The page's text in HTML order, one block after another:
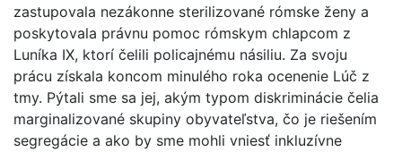
zastupovala nezákonne sterilizované rómske ženy a
poskytovala právnu pomoc rómskym chlapcom z
Luníka IX, ktorí čelili policajnému násiliu. Za svoju
prácu získala koncom minulého roka ocenenie Lúč z
tmy. Pýtali sme sa jej, akým typom diskriminácie čelia
marginalizované skupiny obyvateľstva, čo je riešením
segregácie a ako by sme mohli vniesť inkluzívne